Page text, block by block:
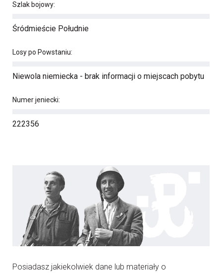
Szlak bojowy:
Śródmieście Południe
Losy po Powstaniu:
Niewola niemiecka - brak informacji o miejscach pobytu
Numer jeniecki:
222356
Posiadasz jakiekolwiek dane lub materiały o